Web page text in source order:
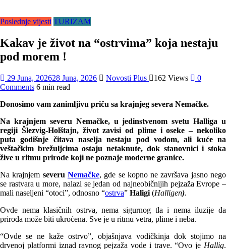
Poslednje vijesti TURIZAM
Kakav je život na “ostrvima” koja nestaju
pod morem !
29 Juna, 202628 Juna, 2026 Novosti Plus 162 Views
0
Comments 6 min read
Donosimo vam zanimljivu priču sa krajnjeg severa Nemačke.
Na krajnjem severu Nemačke, u jedinstvenom svetu Halliga u
regiji Šlezvig-Holštajn, život zavisi od plime i oseke – nekoliko
puta godišnje čitava naselja nestaju pod vodom, ali kuće na
veštačkim brežuljcima ostaju netaknute, dok stanovnici i stoka
žive u ritmu prirode koji ne poznaje moderne granice.
Na krajnjem severu Nemačke, gde se kopno ne završava jasno nego
se rastvara u more, nalazi se jedan od najneobičnijih pejzaža Evrope –
mali naseljeni “otoci”, odnosno “ostrva” Haligi (Halligen).
Ovde nema klasičnih ostrva, nema sigurnog tla i nema iluzije da
priroda može biti ukroćena. Sve je u ritmu vetra, plime i neba.
“Ovde se ne kaže ostrvo”, objašnjava vodičkinja dok stojimo na
drvenoj platformi iznad ravnog pejzaža vode i trave. “Ovo je Hallig.